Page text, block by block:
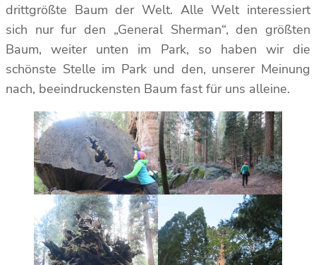
drittgrößte Baum der Welt. Alle Welt interessiert
sich nur fur den „General Sherman“, den größten
Baum, weiter unten im Park, so haben wir die
schönste Stelle im Park und den, unserer Meinung
nach, beeindruckensten Baum fast für uns alleine.